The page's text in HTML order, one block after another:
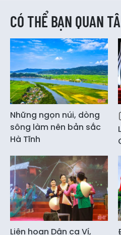
CÓ THỂ BẠN QUAN
Những ngọn núi, dòng
sông làm nên bản sắc
Hà Tĩnh
Liên hoan Dân ca Ví,